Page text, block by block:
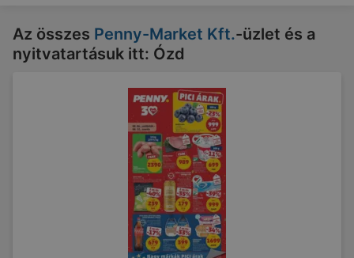
Az összes Penny-Market Kft.-üzlet és a
nyitvatartásuk itt: Ózd